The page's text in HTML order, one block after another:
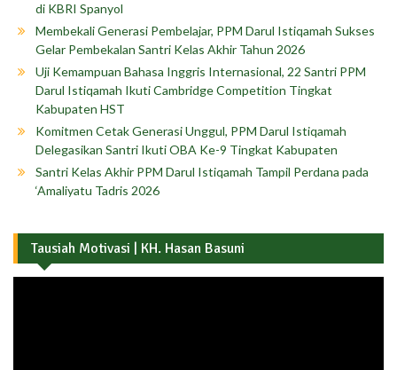
di KBRI Spanyol
Membekali Generasi Pembelajar, PPM Darul Istiqamah Sukses
Gelar Pembekalan Santri Kelas Akhir Tahun 2026
Uji Kemampuan Bahasa Inggris Internasional, 22 Santri PPM
Darul Istiqamah Ikuti Cambridge Competition Tingkat
Kabupaten HST
Komitmen Cetak Generasi Unggul, PPM Darul Istiqamah
Delegasikan Santri Ikuti OBA Ke-9 Tingkat Kabupaten
Santri Kelas Akhir PPM Darul Istiqamah Tampil Perdana pada
‘Amaliyatu Tadris 2026
Tausiah Motivasi | KH. Hasan Basuni